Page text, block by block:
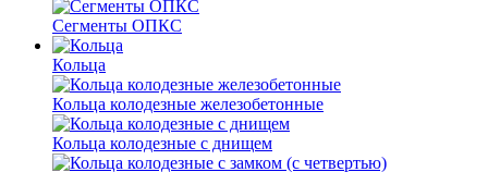
Сегменты ОПКС
Кольца
Кольца колодезные железобетонные
Кольца колодезные с днищем